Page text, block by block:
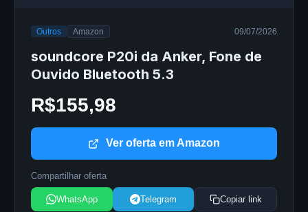
Outros Amazon 09/07/2026
soundcore P20i da Anker, Fone de
Ouvido Bluetooth 5.3
R$155,98
Ver oferta em Amazon
Compartilhar oferta
WhatsApp Telegram Copiar link